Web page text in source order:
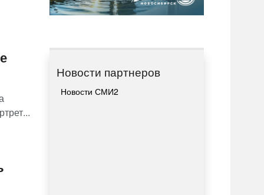
Новости партнеров
Новости СМИ2